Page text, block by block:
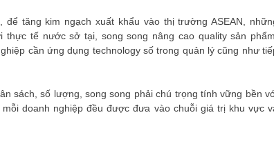
tăng kim ngạch xuất khẩu vào thị trường ASEAN,
tế nước sở tại, song song nâng cao quality sản phẩm.
cần ứng dụng technology số trong quản lý cũng như
sách, số lượng, song song phải chú trọng tính vững bền
doanh nghiệp đều được đưa vào chuỗi giá trị khu vực